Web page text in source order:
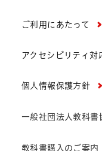
ご利用にあたって
アクセシビリティ対
個人情報保護方針
一般社団法人教科書
教科書購入のご案内